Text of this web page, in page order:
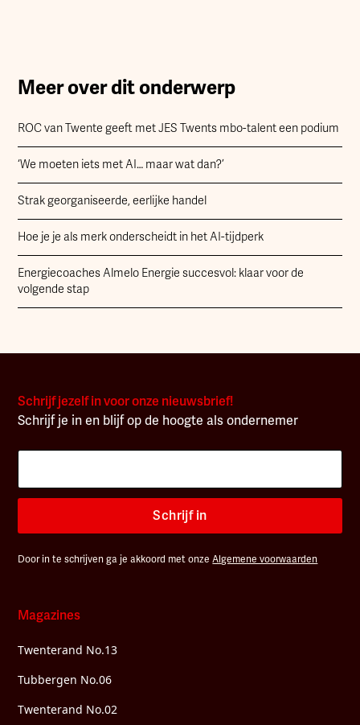
Meer over dit onderwerp
ROC van Twente geeft met JES Twents mbo-talent een podium
‘We moeten iets met AI… maar wat dan?’
Strak georganiseerde, eerlijke handel
Hoe je je als merk onderscheidt in het AI-tijdperk
Energiecoaches Almelo Energie succesvol: klaar voor de
volgende stap
Schrijf jezelf in voor onze nieuwsbrief!
Schrijf je in en blijf op de hoogte als ondernemer
Schrijf in
Door in te schrijven ga je akkoord met onzeAlgemene voorwaarden
Magazines
Twenterand No.13
Tubbergen No.06
Twenterand No.02